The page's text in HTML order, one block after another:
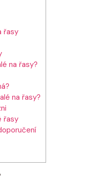
řasy
na řasy?
na řasy?
řasy